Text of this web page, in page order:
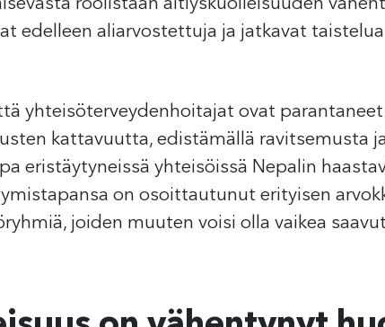
roolistaan äitiyskuolleisuuden
edelleen aliarvostettuja ja jatkavat
yhteisöterveydenhoitajat ovat
kattavuutta, edistämällä ravitsemusta
eristäytyneissä yhteisöissä Nepalin
on osoittautunut erityisen
joiden muuten voisi olla vaikea